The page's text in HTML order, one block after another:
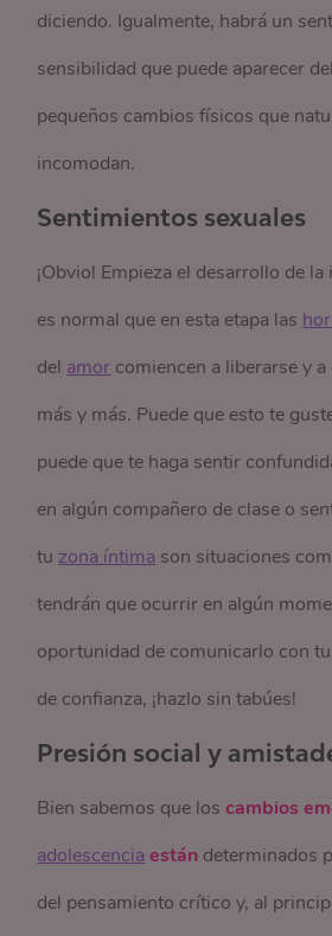
diciendo. Igualmente, habrá un
sensibilidad que puede aparecer
pequeños cambios físicos que
incomodan.
Sentimientos sexuales
¡Obvio! Empieza el desarrollo de
es normal que en esta etapa las
del amor comiencen a liberarse y
más y más. Puede que esto te
puede que te haga sentir
en algún compañero de clase o
tu zona íntima son situaciones
tendrán que ocurrir en algún
oportunidad de comunicarlo con
de confianza, ¡hazlo sin tabúes!
Presión social y
Bien sabemos que loscambios
adolescencia están determinados
del pensamiento crítico y, al